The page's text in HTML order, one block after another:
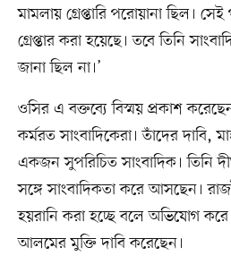
মামলায় গ্রেপ্তারি পরোয়ানা ছিল।
গ্রেপ্তার করা হয়েছে। তবে তিনি
জানা ছিল না।’
ওসির এ বক্তব্যে বিস্ময় প্রকাশ
কর্মরত সাংবাদিকেরা। তাঁদের
একজন সুপরিচিত সাংবাদিক। তিনি
সঙ্গে সাংবাদিকতা করে আসছেন।
হয়রানি করা হচ্ছে বলে অভিযোগ করে
আলমের মুক্তি দাবি করেছেন।